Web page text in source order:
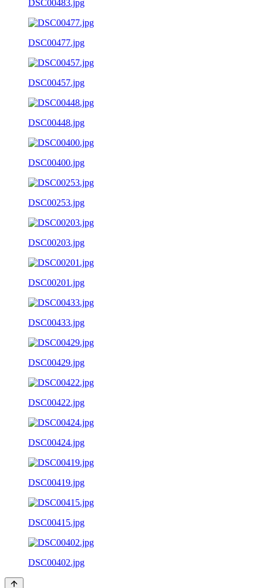
DSC00483.jpg
DSC00477.jpg
DSC00457.jpg
DSC00448.jpg
DSC00400.jpg
DSC00253.jpg
DSC00203.jpg
DSC00201.jpg
DSC00433.jpg
DSC00429.jpg
DSC00422.jpg
DSC00424.jpg
DSC00419.jpg
DSC00415.jpg
DSC00402.jpg